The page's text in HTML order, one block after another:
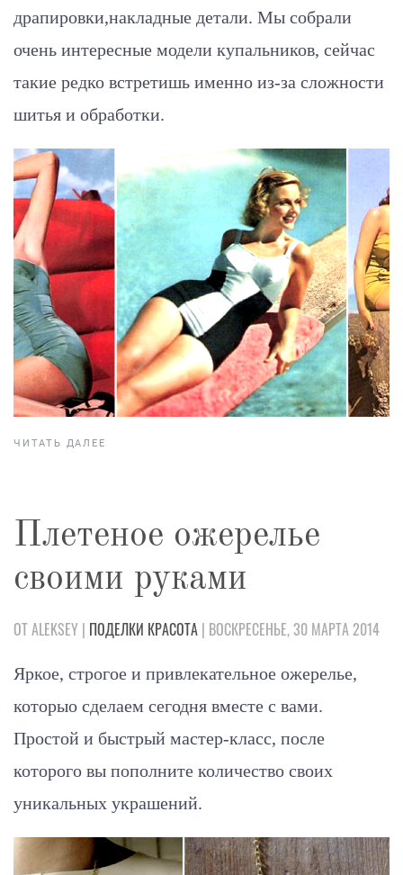
драпировки,накладные детали. Мы собрали
очень интересные модели купальников, сейчас
такие редко встретишь именно из-за сложности
шитья и обработки.
ЧИТАТЬ ДАЛЕЕ
Плетеное ожерелье
своими руками
ОТ ALEKSEY | ПОДЕЛКИ КРАСОТА | ВОСКРЕСЕНЬЕ, 30 МАРТА 2014
Яркое, строгое и привлекательное ожерелье,
которыо сделаем сегодня вместе с вами.
Простой и быстрый мастер-класс, после
которого вы пополните количество своих
уникальных украшений.